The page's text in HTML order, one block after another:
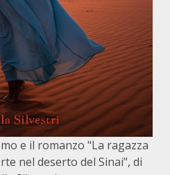
e il romanzo "La ragazza
nel deserto del Sinai", di